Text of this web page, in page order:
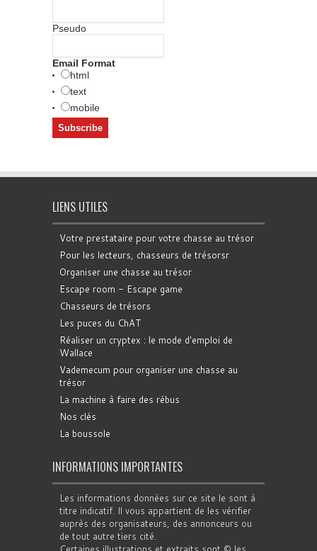
Pseudo
Email Format
html
text
mobile
LIENS UTILES
Votre prestataire pour votre chasse au trésor
Pour les lecteurs, chasseurs de trésorsr
Organiser une chasse au trésor
Escape room - Escape game
Chasseurs de trésors
Les puces du ChAT
Réaliser un cryptex : le mode d'emploi de
Wallace
Vademecum pour organiser une chasse au
trésor
La machine à faire des rébus
Nos clés
La boussole
INFORMATIONS IMPORTANTES
Les informations données sur ce site le sont à
titre indicatif. Il vous appartient de les vérifier
auprès des organisateurs, des annonceurs ou
de tout autre tiers cité.